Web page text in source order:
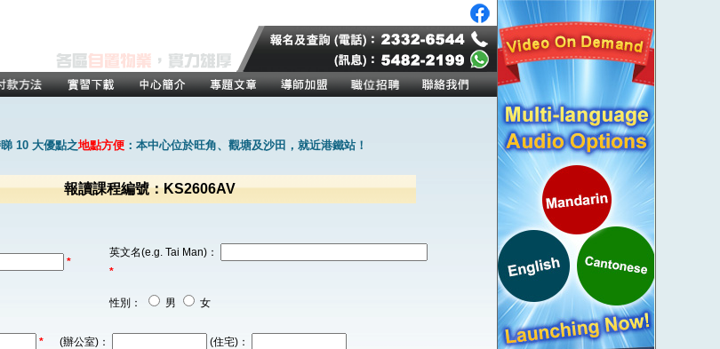
10 大優點之地點方便 ：本中心位於旺角、觀塘及沙田，就近港鐵站！
報讀課程編號：KS2606AV
*
英文名(e.g. Tai Man)：
*
性別： 男 女
* (辦公室)： (住宅)：